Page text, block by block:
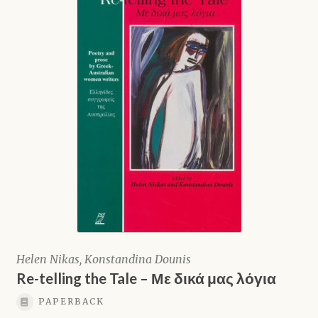
Helen Nikas, Konstandina Dounis
Re-telling the Tale – Με δικά μας λόγια
PAPERBACK